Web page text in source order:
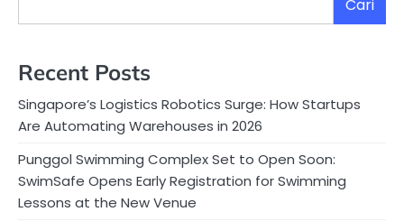
Cari
Recent Posts
Singapore’s Logistics Robotics Surge: How Startups
Are Automating Warehouses in 2026
Punggol Swimming Complex Set to Open Soon:
SwimSafe Opens Early Registration for Swimming
Lessons at the New Venue